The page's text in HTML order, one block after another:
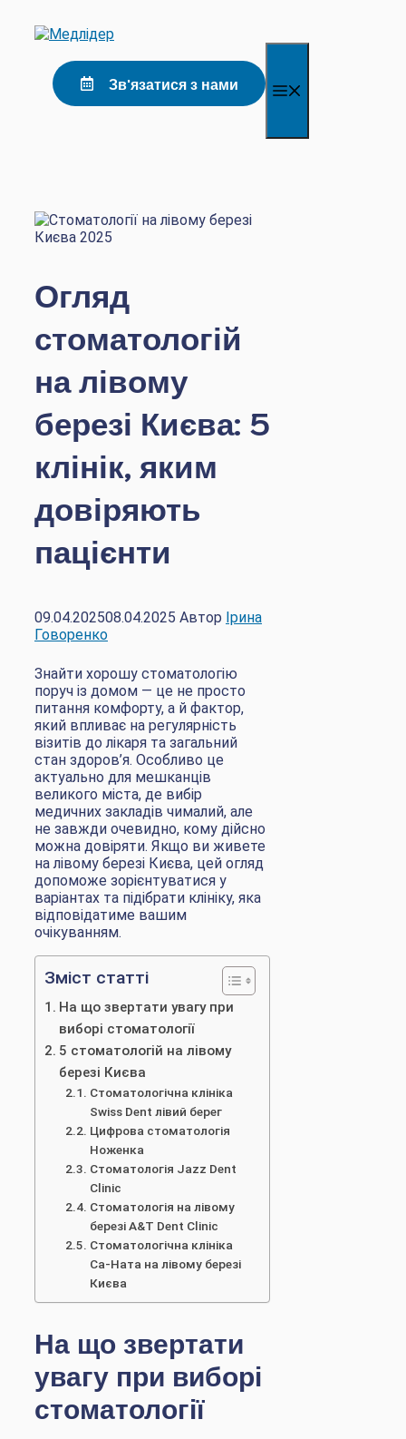
Зв'язатися з нами
Огляд
стоматологій
на лівому
березі Києва: 5
клінік, яким
довіряють
пацієнти
09.04.202508.04.2025 Автор Ірина
Говоренко
Знайти хорошу стоматологію
поруч із домом — це не просто
питання комфорту, а й фактор,
який впливає на регулярність
візитів до лікаря та загальний
стан здоров’я. Особливо це
актуально для мешканців
великого міста, де вибір
медичних закладів чималий, але
не завжди очевидно, кому дійсно
можна довіряти. Якщо ви живете
на лівому березі Києва, цей огляд
допоможе зорієнтуватися у
варіантах та підібрати клініку, яка
відповідатиме вашим
очікуванням.
Зміст статті
На що звертати увагу при
виборі стоматології
5 стоматологій на лівому
березі Києва
Стоматологічна клініка
Swiss Dent лівий берег
Цифрова стоматологія
Ноженка
Стоматологія Jazz Dent
Clinic
Стоматологія на лівому
березі A&T Dent Clinic
Стоматологічна клініка
Са-Ната на лівому березі
Києва
На що звертати
увагу при виборі
стоматології